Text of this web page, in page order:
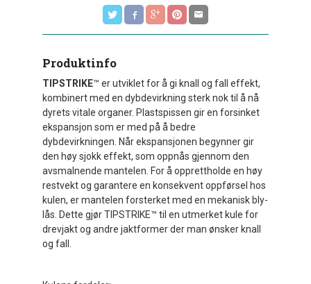
Produktinfo
TIPSTRIKE™ er utviklet for å gi knall og fall effekt,
kombinert med en dybdevirkning sterk nok til å nå
dyrets vitale organer. Plastspissen gir en forsinket
ekspansjon som er med på å bedre
dybdevirkningen. Når ekspansjonen begynner gir
den høy sjokk effekt, som oppnås gjennom den
avsmalnende mantelen. For å opprettholde en høy
restvekt og garantere en konsekvent oppførsel hos
kulen, er mantelen forsterket med en mekanisk bly-
lås. Dette gjør TIPSTRIKE™ til en utmerket kule for
drevjakt og andre jaktformer der man ønsker knall
og fall.